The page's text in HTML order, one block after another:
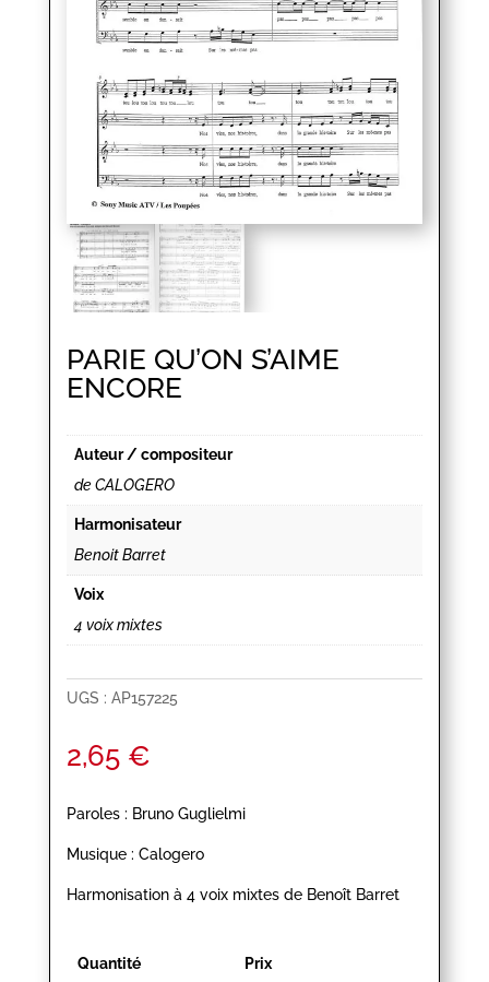
PARIE QU’ON S’AIME
ENCORE
Auteur / compositeur
de CALOGERO
Harmonisateur
Benoit Barret
Voix
4 voix mixtes
UGS : AP157225
2,65 €
Paroles : Bruno Guglielmi
Musique : Calogero
Harmonisation à 4 voix mixtes de Benoît Barret
Quantité Prix